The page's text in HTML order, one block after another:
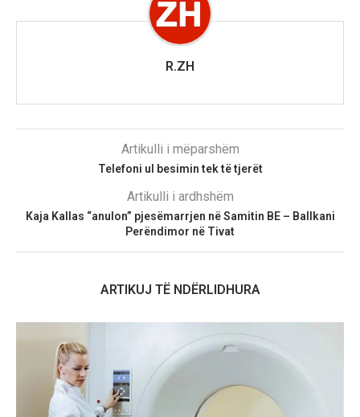
R.ZH
Artikulli i mëparshëm
Telefoni ul besimin tek të tjerët
Artikulli i ardhshëm
Kaja Kallas “anulon” pjesëmarrjen në Samitin BE – Ballkani
Perëndimor në Tivat
ARTIKUJ TË NDËRLIDHURA